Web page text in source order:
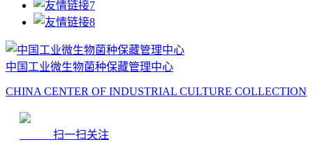
中国工业微生物菌种保藏管理中心
CHINA CENTER OF INDUSTRIAL CULTURE COLLECTION
扫一扫关注